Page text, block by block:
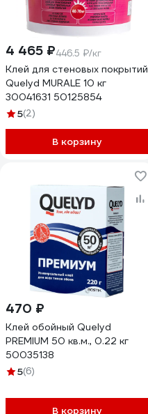
4 465 ₽446.5 ₽/кг
Клей для стеновых покрытий
Quelyd MURALE 10 кг
30041631 50125854
5(2)
В корзину
470 ₽
Клей обойный Quelyd
PREMIUM 50 кв.м., 0.22 кг
50035138
5(6)
В корзину